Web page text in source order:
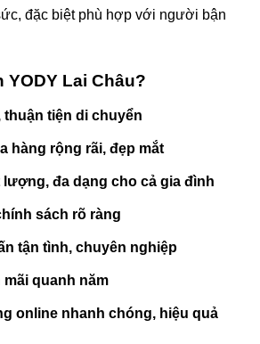
đặc biệt phù hợp với người bận
YODY Lai Châu?
thuận tiện di chuyển
hàng rộng rãi, đẹp mắt
lượng, đa dạng cho cả gia đình
sách rõ ràng
tận tình, chuyên nghiệp
quanh năm
online nhanh chóng, hiệu quả